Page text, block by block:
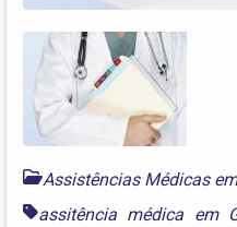
Assistências Médicas
assitência médica em